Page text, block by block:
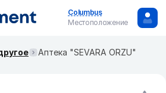
Columbus
Местоположение
Аптека "SEVARA ORZU"